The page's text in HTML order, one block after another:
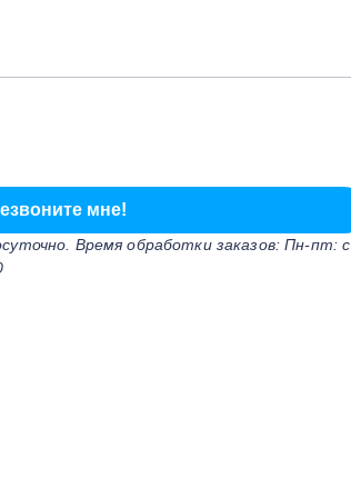
Время обработки заказов: Пн-пт: с